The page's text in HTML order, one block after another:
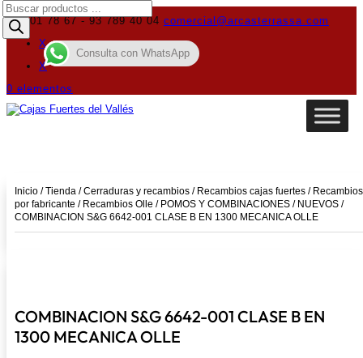
619 01 78 67 - 93 789 40 04 comercial@arcasterrassa.com
X
X
0 elementos
Búsqueda
de
productos
Inicio /Tienda /Cerraduras y recambios / Recambios cajas fuertes / Recambios
por fabricante / Recambios Olle / POMOS Y COMBINACIONES / NUEVOS /
COMBINACION S&G 6642-001 CLASE B EN 1300 MECANICA OLLE
COMBINACION S&G 6642-001 CLASE B EN
1300 MECANICA OLLE
Consulta con WhatsApp